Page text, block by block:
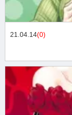
21.04.14(0)